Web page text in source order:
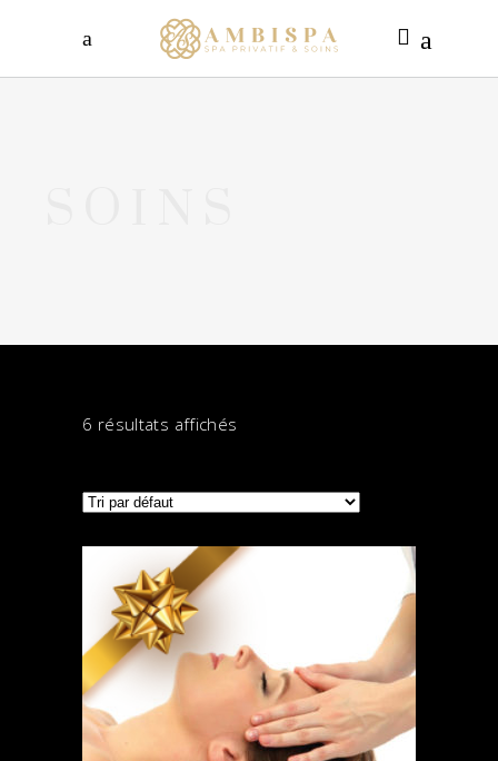
6 résultats affichés